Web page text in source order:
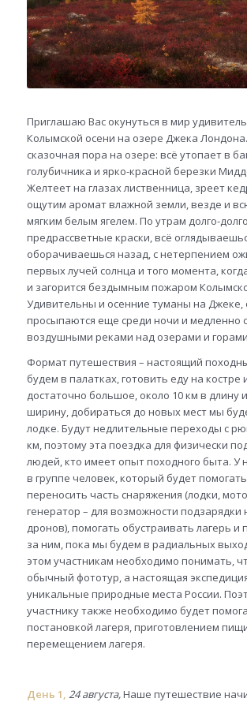
Приглашаю Вас окунуться в мир
Колымской осени на озере Джека
сказочная пора на озере: всё утопает в
голубичника и ярко-красной березки
Желтеет на глазах лиственница, зреет
ощутим аромат влажной земли, везде и
мягким белым ягелем. По утрам долго-
предрассветные краски, всё
оборачиваешься назад, с нетерпением
первых лучей солнца и того момента,
и загорится бездымным пожаром
Удивительны и осенние туманы на Джеке,
просыпаются еще среди ночи и медленно
воздушными реками над озерами и
Формат путешествия – настоящий
будем в палатках, готовить еду на костре
достаточно большое, около 10 км в длину
ширину, добираться до новых мест мы
лодке. Будут недлительные переходы с
км, поэтому эта поездка для физически
людей, кто имеет опыт походного быта. У
в группе человек, который будет
переносить часть снаряжения (лодки,
генератор – для возможности
дронов), помогать обустраивать лагерь и
за ним, пока мы будем в радиальных
этом участникам необходимо понимать,
обычный фототур, а настоящая
уникальные природные места России.
участнику также необходимо будет
постановкой лагеря, приготовлением
перемещением лагеря.
День 1, 24 августа,Наше путешествие